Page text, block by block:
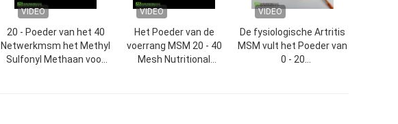
VIDEO
20 - Poeder van het 40
Netwerkmsm het Methyl
Sulfonyl Methaan voor
VIDEO
Het Poeder van de
voerrang MSM 20 - 40
Mesh Nutritional
VIDEO
De fysiologische Artritis
MSM vult het Poeder van
0 - 20